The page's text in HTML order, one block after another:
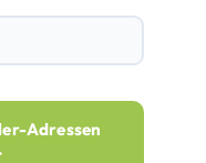
Adressen